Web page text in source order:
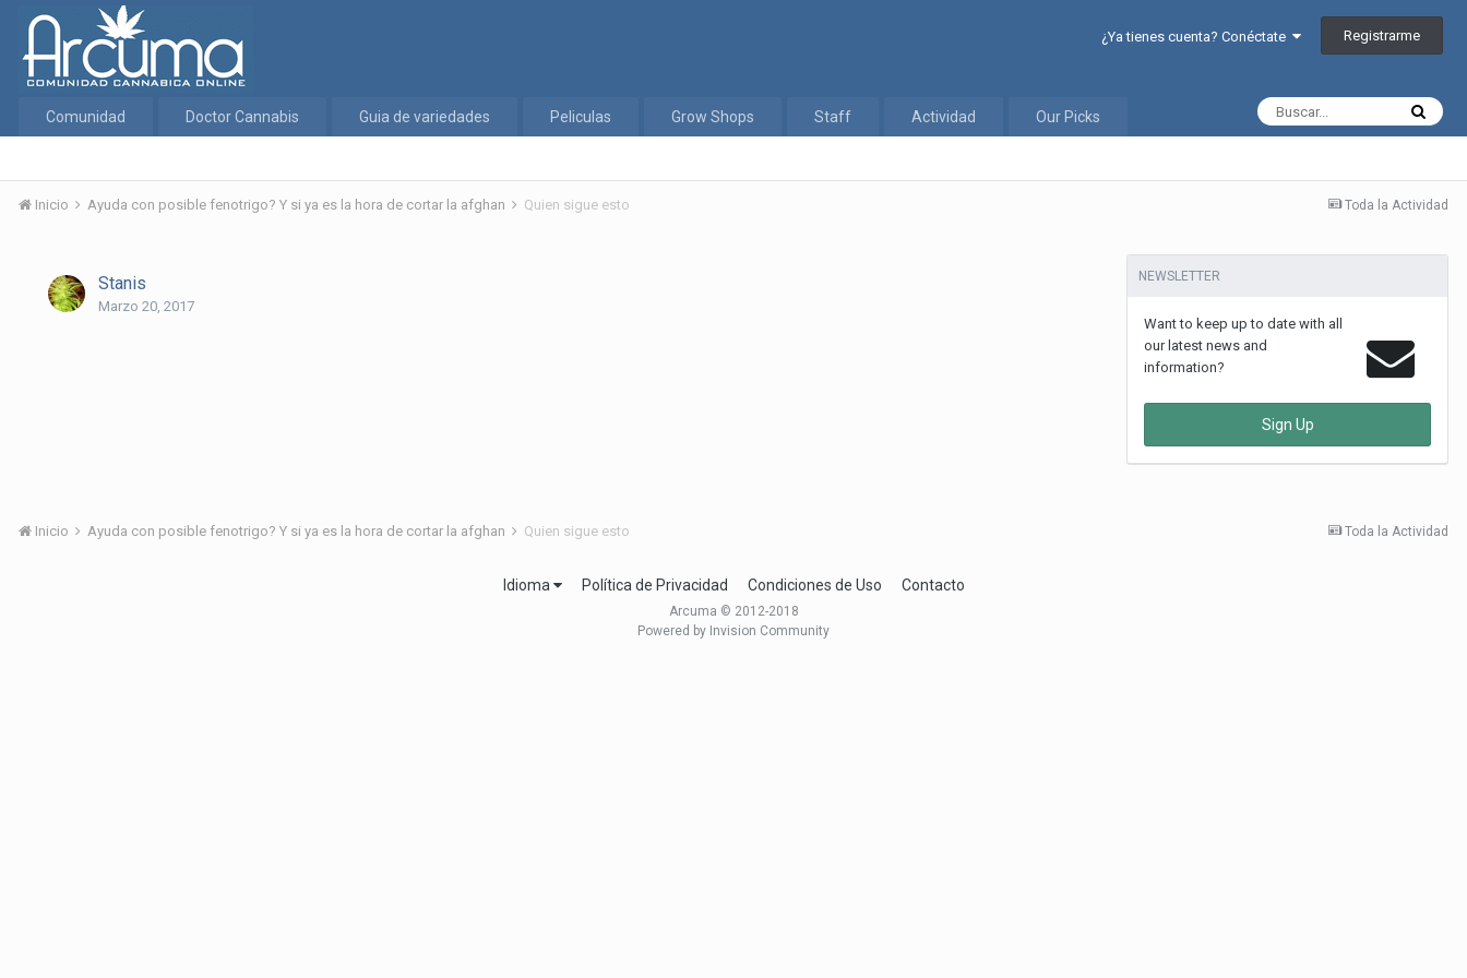
¿Ya tienes cuenta? Conéctate Registrarme
Comunidad Doctor Cannabis Guia de variedades Peliculas Grow Shops Staff Actividad Our Picks
Toda la Actividad
Inicio Ayuda con posible fenotrigo? Y si ya es la hora de cortar la afghan Quien sigue esto
Stanis
Marzo 20, 2017
NEWSLETTER
Want to keep up to date with all
our latest news and
information?
Sign Up
Toda la Actividad
Inicio Ayuda con posible fenotrigo? Y si ya es la hora de cortar la afghan Quien sigue esto
Idioma Política de Privacidad Condiciones de Uso Contacto
Arcuma © 2012-2018
Powered by Invision Community